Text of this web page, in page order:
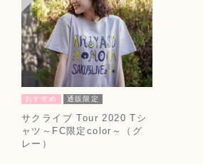
おすすめ 通販限定
サクライブ Tour 2020 Tシ
ャツ～FC限定color～（グ
レー）